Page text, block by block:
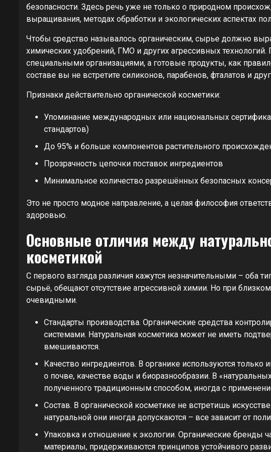
безопасности. Здесь речь уже не только о природном
выращивания, методах обработки и экологических аспектах
Чтобы средство называлось органическим, сырье должно
химических удобрений, ГМО и других агрессивных
специальными организациями, а готовые продукты, как
составе вы не встретите силиконов, парабенов, фталатов и
Признаки действительно органической косметики:
Упоминание международных или национальных
стандартов)
До 95% и больше компонентов растительного
Прозрачность цепочки поставок ингредиентов
Минимальное количество разрешённых безопасных
Это не просто модное направление, а целая философия
здоровью.
Основные отличия между
косметикой
С первого взгляда различия кажутся незначительными – оба
сырьё, обещают отсутствие агрессивной химии. Но при
очевидными.
Стандарты производства. Органические средства
системами. Натуральная косметика может не иметь
вмешиваются.
Качество ингредиентов. В органике используются
о почве, качестве воды и биоразнообразии. В
полученного традиционным способом, иногда с
Состав. В органической косметике не встретишь
натуральной они иногда допускаются – все зависит от
Упаковка и отношение к экологии. Органические бренды
материалы, придерживаются принципов устойчивого